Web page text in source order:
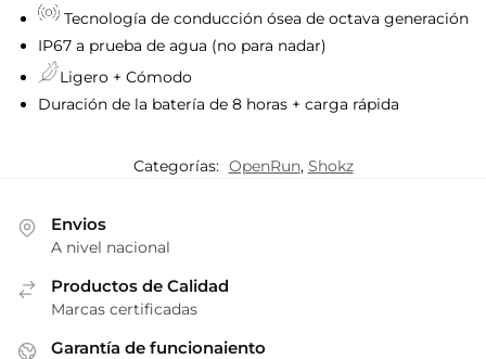
Tecnología de conducción ósea de octava generación
IP67 a prueba de agua (no para nadar)
Ligero + Cómodo
Duración de la batería de 8 horas + carga rápida
Categorías: OpenRun, Shokz
Envios
A nivel nacional
Productos de Calidad
Marcas certificadas
Garantía de funcionaiento